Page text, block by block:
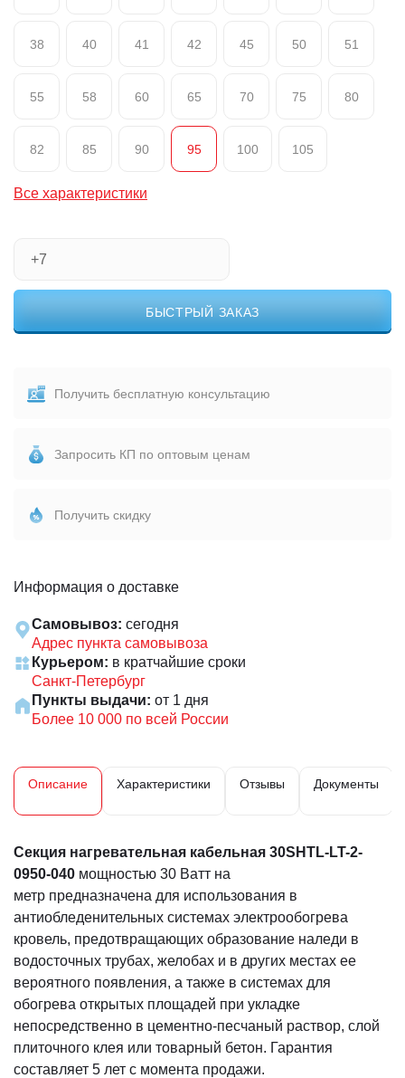
38 40 41 42 45 50 51
55 58 60 65 70 75 80
82 85 90 95 100 105
Все характеристики
БЫСТРЫЙ ЗАКАЗ
Получить бесплатную консультацию
Запросить КП по оптовым ценам
Получить скидку
Информация о доставке
Самовывоз: сегодня
Адрес пункта самовывоза
Курьером: в кратчайшие сроки
Санкт-Петербург
Пункты выдачи: от 1 дня
Более 10 000 по всей России
Описание Характеристики Отзывы Документы
Секция нагревательная кабельная 30SHTL-LT-2-
0950-040 мощностью 30 Ватт на
метр предназначена для использования в
антиобледенительных системах электрообогрева
кровель, предотвращающих образование наледи в
водосточных трубах, желобах и в других местах ее
вероятного появления, а также в системах для
обогрева открытых площадей при укладке
непосредственно в цементно-песчаный раствор, слой
плиточного клея или товарный бетон. Гарантия
составляет 5 лет с момента продажи.